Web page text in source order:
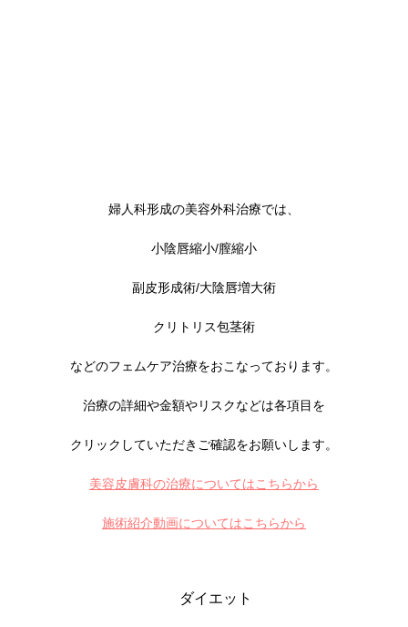
婦人科形成の美容外科治療では、
小陰唇縮小/膣縮小
副皮形成術/大陰唇増大術
クリトリス包茎術
などのフェムケア治療をおこなっております。
治療の詳細や金額やリスクなどは各項目を
クリックしていただきご確認をお願いします。
美容皮膚科の治療についてはこちらから
施術紹介動画についてはこちらから
ダイエット